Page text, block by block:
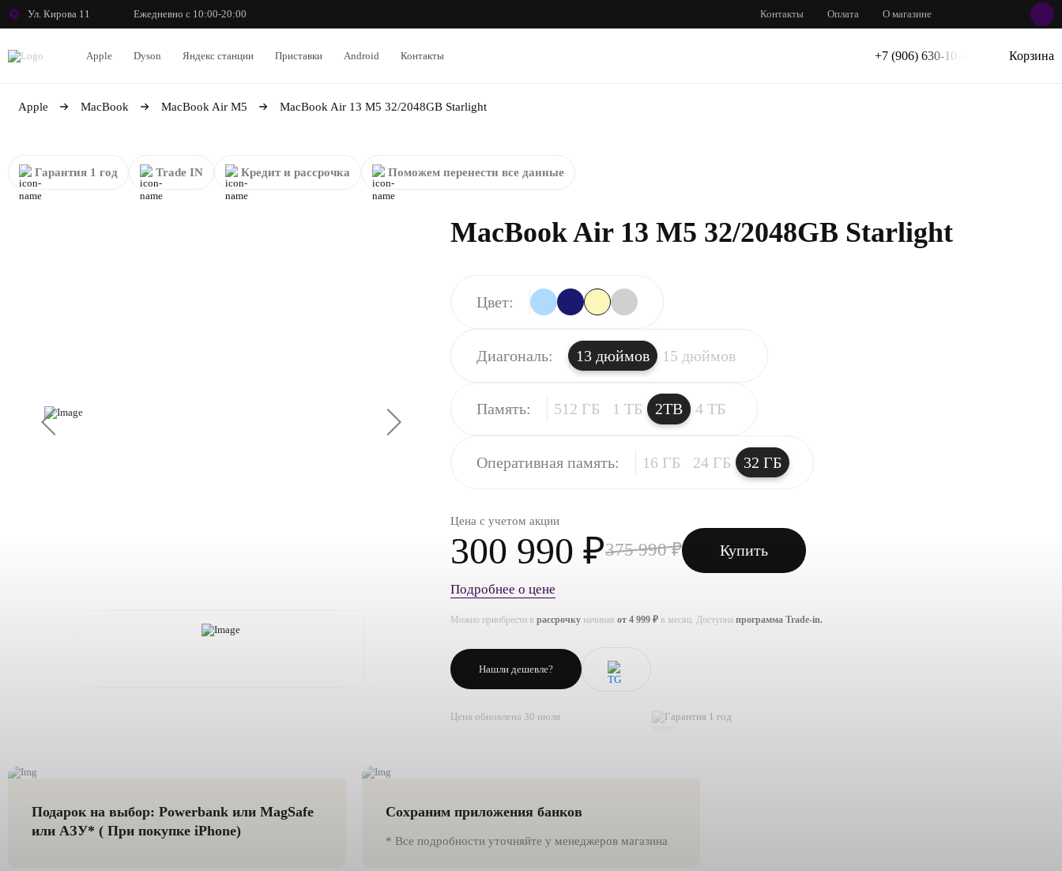
Ул. Кирова 11 Ежедневно с 10:00-20:00 Контакты Оплата О магазине
Apple Dyson Яндекс станции Приставки Android Контакты +7 (906) 630-10-91 Корзина
Apple MacBook MacBook Air M5 MacBook Air 13 M5 32/2048GB Starlight
Гарантия 1 год Trade IN Кредит и рассрочка Поможем перенести все данные
MacBook Air 13 M5 32/2048GB Starlight
Цвет:
Диагональ: 13 дюймов 15 дюймов
Память: 512 ГБ 1 ТБ 2TB 4 ТБ
Оперативная память: 16 ГБ 24 ГБ 32 ГБ
Цена с учетом акции
300 990 ₽375 990 ₽ Купить
Подробнее о цене
Можно приобрести в рассрочку начиная от 4 999 ₽ в месяц. Доступна программа Trade-in.
Нашли дешевле?
Цена обновлена 30 июля Гарантия 1 год
Подарок на выбор: Powerbank или MagSafe
или AЗУ* ( При покупке iPhone)
Сохраним приложения банков
* Все подробности уточняйте у менеджеров магазина